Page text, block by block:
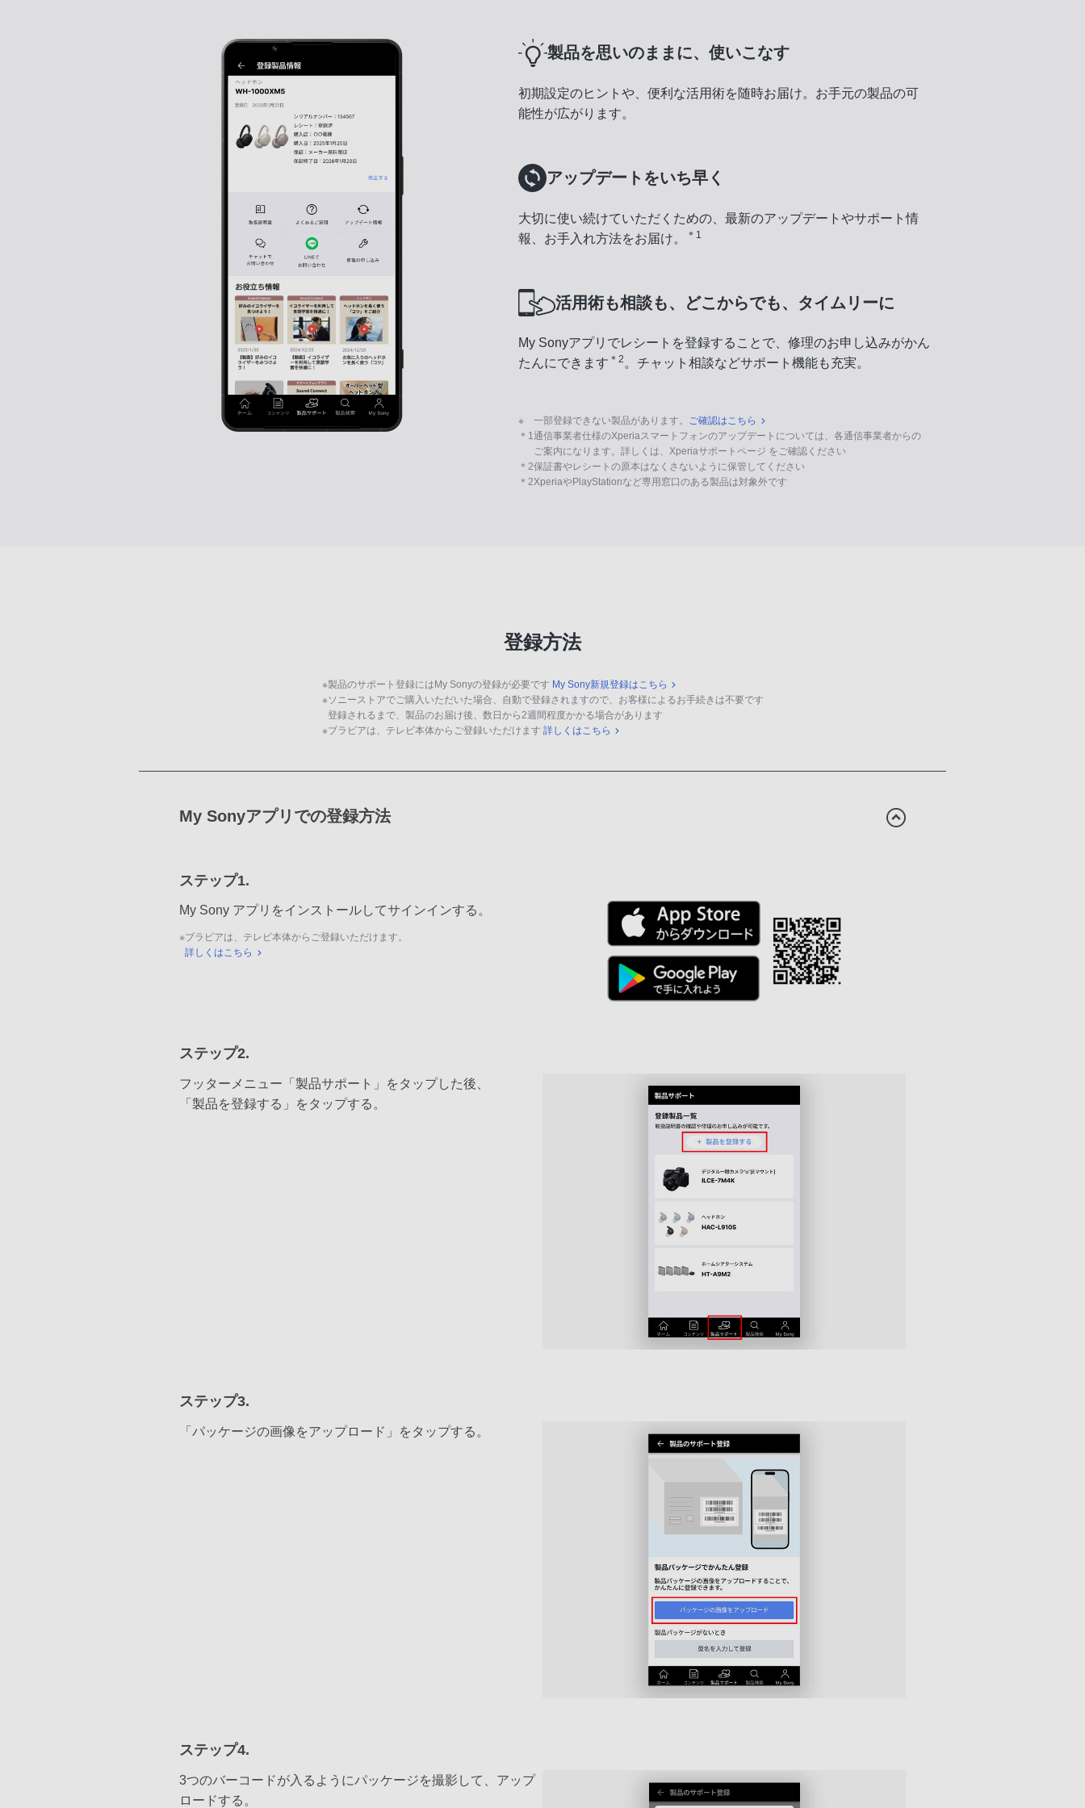
製品を思いのままに、使いこなす
初期設定のヒントや、便利な活用術を随時お届け。お手元の製品の可
能性が広がります。
アップデートをいち早く
大切に使い続けていただくための、最新のアップデートやサポート情
報、お手入れ方法をお届け。
＊1
活用術も相談も、どこからでも、 タイムリーに
My Sonyアプリでレシートを登録することで、修理のお申し込みがかん
たんにできます ＊2 。チャット相談などサポート機能も充実。
※ 一部登録できない製品があります。 ご確認はこちら
＊1通信事業者仕様のXperiaスマートフォンのアップデートについては、各通信事業者からの
ご案内になります。詳しくは、Xperiaサポートページ をご確認ください
＊2保証書やレシートの原本はなくさないように保管してください
＊2XperiaやPlayStationなど専用窓口のある製品は対象外です
登録方法
※製品のサポート登録にはMy Sonyの登録が必要です My Sony新規登録はこちら
※ソニーストアでご購入いただいた場合、自動で登録されますので、お客様によるお手続きは不要です
登録されるまで、製品のお届け後、数日から2週間程度かかる場合があります
※ブラビアは、テレビ本体からご登録いただけます 詳しくはこちら
My Sonyアプリでの登録方法
ステップ1.
My Sony アプリをインストールしてサインインする。
※ブラビアは、テレビ本体からご登録いただけます。
詳しくはこちら
ステップ2.
フッターメニュー「製品サポート」をタップした後、
「製品を登録する」をタップする。
ステップ3.
「パッケージの画像をアップロード」をタップする。
ステップ4.
3つのバーコードが入るようにパッケージを撮影して、アップ
ロードする。